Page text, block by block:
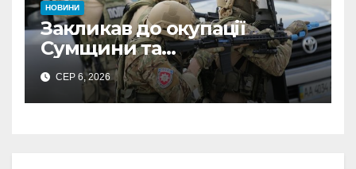
НОВИНИ
Закликав до окупації
Сумщини та
виправдовував обстріли:
СБУ викрила
прокремлівського агітатора
СЕР 6, 2026